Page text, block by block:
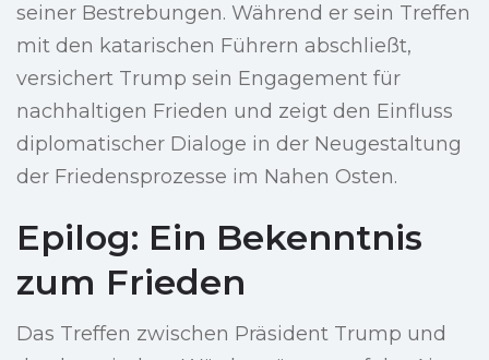
seiner Bestrebungen. Während er sein Treffen
mit den katarischen Führern abschließt,
versichert Trump sein Engagement für
nachhaltigen Frieden und zeigt den Einfluss
diplomatischer Dialoge in der Neugestaltung
der Friedensprozesse im Nahen Osten.
Epilog: Ein Bekenntnis
zum Frieden
Das Treffen zwischen Präsident Trump und